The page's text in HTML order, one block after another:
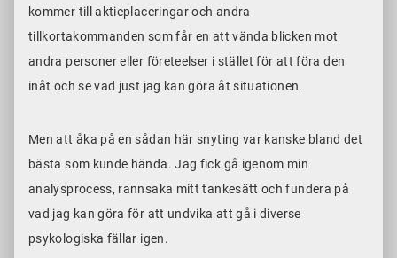
kommer till aktieplaceringar och andra
tillkortakommanden som får en att vända blicken mot
andra personer eller företeelser i stället för att föra den
inåt och se vad just jag kan göra åt situationen.
Men att åka på en sådan här snyting var kanske bland det
bästa som kunde hända. Jag fick gå igenom min
analysprocess, rannsaka mitt tankesätt och fundera på
vad jag kan göra för att undvika att gå i diverse
psykologiska fällar igen.